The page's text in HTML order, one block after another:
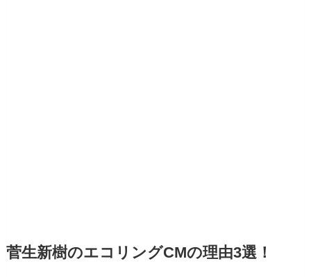
菅生新樹のエコリングCMの理由3選！